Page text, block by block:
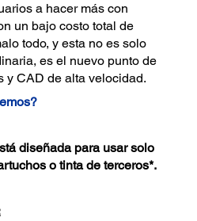
a hacer más con
un bajo costo total de
todo, y esta no es solo
es el nuevo punto de
y CAD de alta velocidad.
diseñada para usar solo
o tinta de terceros*.